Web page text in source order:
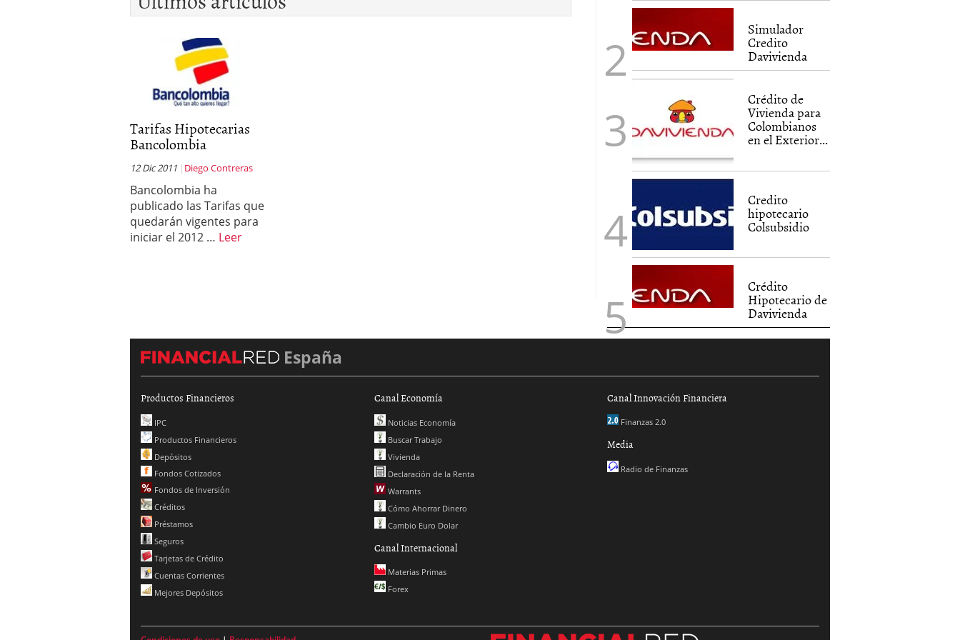
Tarifas Hipotecarias
Bancolombia
12 Dic 2011 Diego Contreras
Bancolombia ha
publicado las Tarifas que
quedarán vigentes para
iniciar el 2012 … Leer
Simulador
Credito
Davivienda
Crédito de
Vivienda para
Colombianos
en el Exterior...
Credito
hipotecario
Colsubsidio
Crédito
Hipotecario de
Davivienda
España
Productos Financieros
IPC
Productos Financieros
Depósitos
Fondos Cotizados
Fondos de Inversión
Créditos
Préstamos
Seguros
Tarjetas de Crédito
Cuentas Corrientes
Mejores Depósitos
Canal Economía
Noticias Economía
Buscar Trabajo
Vivienda
Declaración de la Renta
Warrants
Cómo Ahorrar Dinero
Cambio Euro Dolar
Canal Internacional
Materias Primas
Forex
Canal Innovación Financiera
Finanzas 2.0
Media
Radio de Finanzas